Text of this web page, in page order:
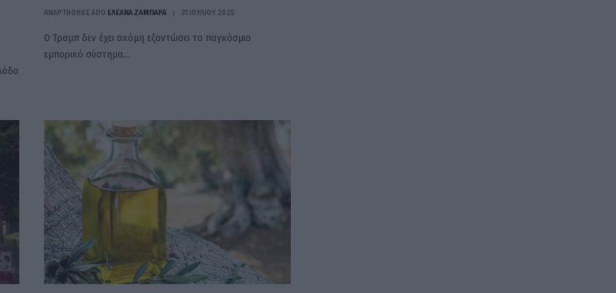
ΑΝΑΡΤΗΘΗΚΕ ΑΠΟ ΕΛΕΑΝΑ ΖΑΜΠΑΡΑ 31 ΙΟΥΛΊΟΥ 2025
Ο Τραμπ δεν έχει ακόμη εξοντώσει το παγκόσμιο
εμπορικό σύστημα…